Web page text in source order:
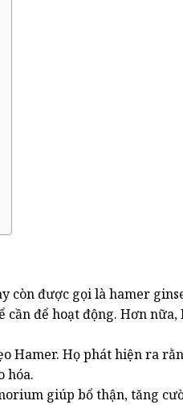
còn được gọi là hamer
để hoạt động. Hơn nữa,
Hamer. Họ phát hiện ra
hóa.
giúp bổ thận, tăng